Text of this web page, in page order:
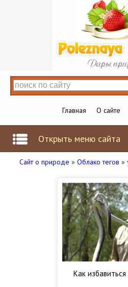
Главная О сайте
Открыть меню сайта
Сайт о природе » Облако тегов »
Как